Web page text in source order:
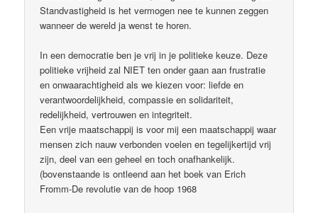
Standvastigheid is het vermogen nee te kunnen zeggen
wanneer de wereld ja wenst te horen.
In een democratie ben je vrij in je politieke keuze. Deze
politieke vrijheid zal NIET ten onder gaan aan frustratie
en onwaarachtigheid als we kiezen voor: liefde en
verantwoordelijkheid, compassie en solidariteit,
redelijkheid, vertrouwen en integriteit.
Een vrije maatschappij is voor mij een maatschappij waar
mensen zich nauw verbonden voelen en tegelijkertijd vrij
zijn, deel van een geheel en toch onafhankelijk.
(bovenstaande is ontleend aan het boek van Erich
Fromm-De revolutie van de hoop 1968